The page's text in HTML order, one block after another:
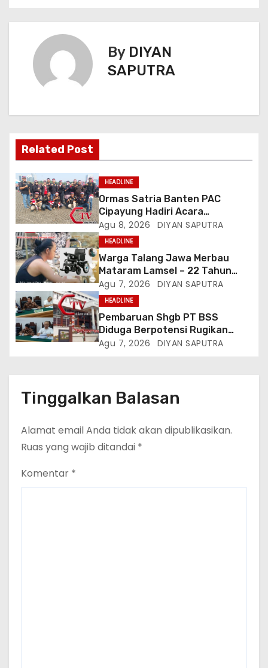
By DIYAN
SAPUTRA
Related Post
HEADLINE
Ormas Satria Banten PAC
Cipayung Hadiri Acara
Menjelang HUT Ke-81
Kemerdekaan RI Di Silang Monas
Agu 8, 2026 DIYAN SAPUTRA
HEADLINE
Warga Talang Jawa Merbau
Mataram Lamsel – 22 Tahun
Lumpuh Vina Agustina Viral Di
Tiktok Inginkan Kursi Roda
Listrik, Kepala Perwakilan
Provinsi Lampung Media
Cakrawala Tv Meminta Pemda
Lamsel Bertindak
Agu 7, 2026 DIYAN SAPUTRA
HEADLINE
Pembaruan Shgb PT BSS
Diduga Berpotensi Rugikan
Negara, Kementrian ATR/BPN Di
Agu 7, 2026 DIYAN SAPUTRA
Tinggalkan Balasan
Alamat email Anda tidak akan dipublikasikan.
Ruas yang wajib ditandai *
Komentar *